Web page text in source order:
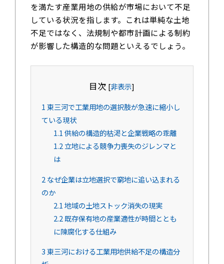
を満たす産業用地の供給が市場において不足
している状況を指します。これは単純な土地
不足ではなく、法規制や都市計画による制約
が影響した構造的な問題といえるでしょう。
目次 [非表示]
1東三河で工業用地の選択肢が急速に縮小し
ている現状
1.1供給の構造的枯渇と企業戦略の乖離
1.2立地による競争力喪失のジレンマと
は
2なぜ企業は立地選択で窮地に追い込まれる
のか
2.1地域の土地ストック消失の現実
2.2既存保有地の産業適性が時間ととも
に陳腐化する仕組み
3東三河における工業用地供給不足の構造分